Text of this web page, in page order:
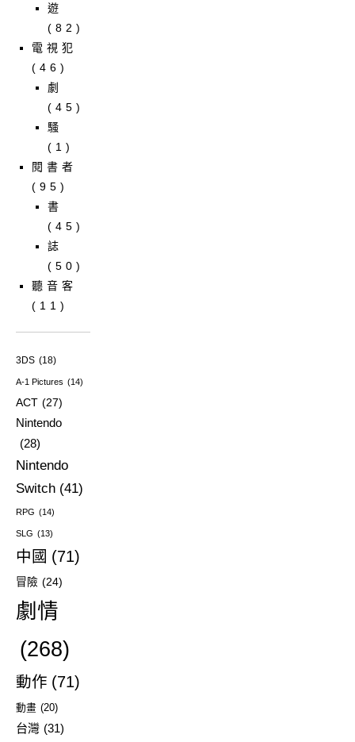
遊
(82)
電視犯
(46)
劇
(45)
騷
(1)
閱書者
(95)
書
(45)
誌
(50)
聽音客
(11)
3DS (18)
A-1 Pictures (14)
ACT (27)
Nintendo
(28)
Nintendo
Switch (41)
RPG (14)
SLG (13)
中國 (71)
冒險 (24)
劇情
(268)
動作 (71)
動畫 (20)
台灣 (31)